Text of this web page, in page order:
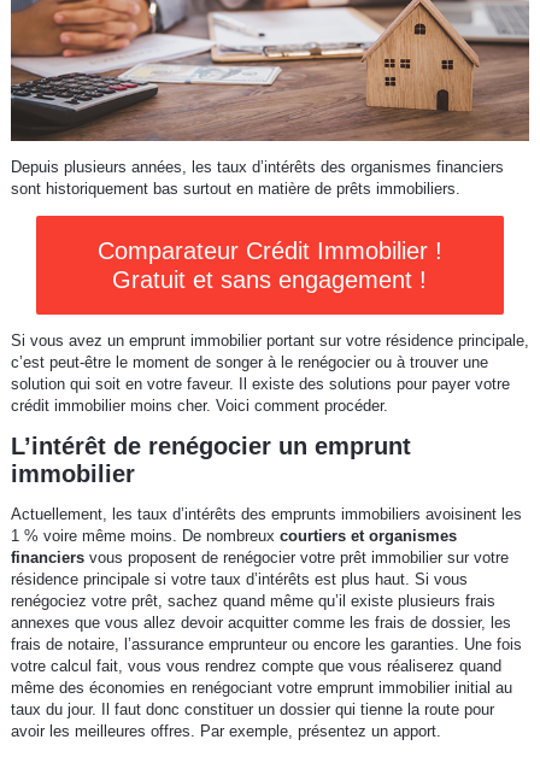
Depuis plusieurs années, les taux d’intérêts des organismes financiers
sont historiquement bas surtout en matière de prêts immobiliers.
Comparateur Crédit Immobilier !
Gratuit et sans engagement !
Si vous avez un emprunt immobilier portant sur votre résidence principale,
c’est peut-être le moment de songer à le renégocier ou à trouver une
solution qui soit en votre faveur. Il existe des solutions pour payer votre
crédit immobilier moins cher. Voici comment procéder.
L’intérêt de renégocier un emprunt
immobilier
Actuellement, les taux d’intérêts des emprunts immobiliers avoisinent les
1 % voire même moins. De nombreux courtiers et organismes
financiersvous proposent de renégocier votre prêt immobilier sur votre
résidence principale si votre taux d’intérêts est plus haut. Si vous
renégociez votre prêt, sachez quand même qu’il existe plusieurs frais
annexes que vous allez devoir acquitter comme les frais de dossier, les
frais de notaire, l’assurance emprunteur ou encore les garanties. Une fois
votre calcul fait, vous vous rendrez compte que vous réaliserez quand
même des économies en renégociant votre emprunt immobilier initial au
taux du jour. Il faut donc constituer un dossier qui tienne la route pour
avoir les meilleures offres. Par exemple, présentez un apport.